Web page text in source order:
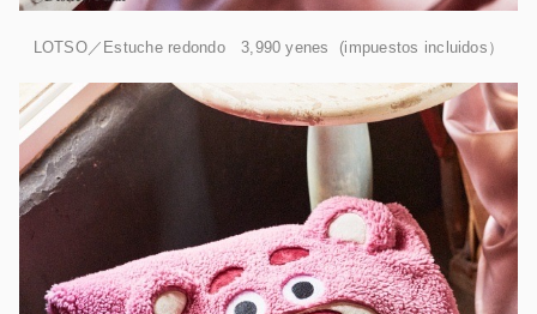
LOTSO／Estuche redondo 3,990 yenes (impuestos incluidos）